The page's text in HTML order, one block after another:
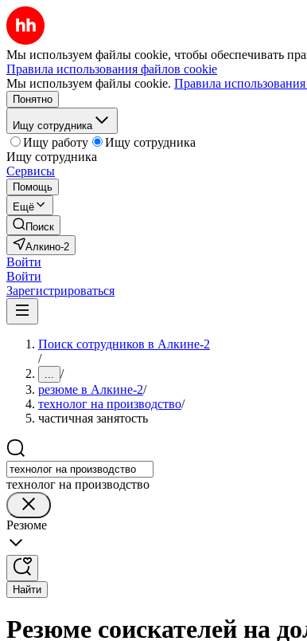
Мы используем файлы cookie, чтобы обеспечивать
Правила использования файлов cookie
Мы используем файлы cookie. Правила
Понятно
Ищу сотрудника
Ищу работу
Ищу сотрудника
Ищу сотрудника
Сервисы
Помощь
Ещё
Поиск
Алкино-2
Войти
Войти
Зарегистрироваться
Поиск сотрудников в Алкине-2
/
... /
резюме в Алкине-2/
технолог на производство/
частичная занятость
технолог на производство
Резюме
Найти
Резюме соискателей на